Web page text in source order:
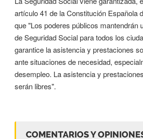
artículo 41 de la Constitución Española
que "Los poderes públicos mantendrán
de Seguridad Social para todos los
garantice la asistencia y prestaciones
ante situaciones de necesidad,
desempleo. La asistencia y
serán libres".
COMENTARIOS Y